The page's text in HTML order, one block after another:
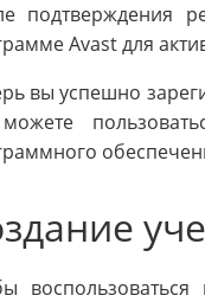
подтверждения
Avast для
вы успешно